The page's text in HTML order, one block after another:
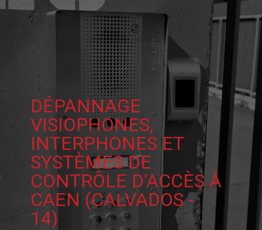
DÉPANNAGE
VISIOPHONES,
INTERPHONES ET
SYSTÈMES DE
CONTRÔLE D'ACCÈS À
CAEN (CALVADOS -
14)